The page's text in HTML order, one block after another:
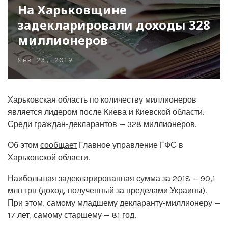
На Харьковщине
задекларировали доходы 328
миллионеров
Янв 23, 2019
Харьковская область по количеству миллионеров
является лидером после Киева и Киевской области.
Среди граждан-декларантов — 328 миллионеров.
Об этом сообщает Главное управление ГФС в
Харьковской области.
Наибольшая задекларированная сумма за 2018 — 90,1
млн грн (доход, полученный за пределами Украины).
При этом, самому младшему декларанту-миллионеру —
17 лет, самому старшему — 81 год.